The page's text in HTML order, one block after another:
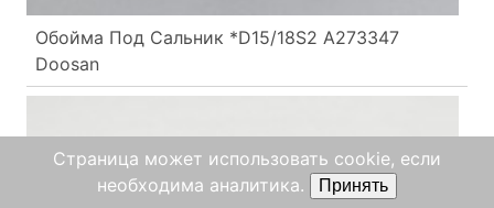
Обойма Под Сальник *D15/18S2 A273347
Doosan
Страница может использовать cookie, если
необходима аналитика.
Принять